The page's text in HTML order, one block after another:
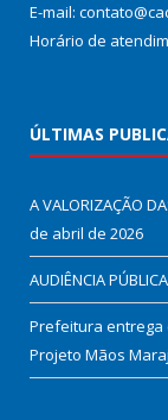
E-mail:
Horário de
ÚLTIMAS
A VALORIZAÇÃO
de abril de 2026
AUDIÊNCIA
Prefeitura entrega
Projeto Mãos